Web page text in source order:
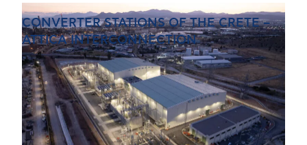
CONVERTER STATIONS OF THE CRETE –
ATTICA INTERCONNECTION